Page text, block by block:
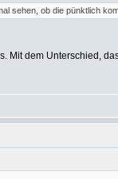
sehen, ob die pünktlich
Mit dem Unterschied,